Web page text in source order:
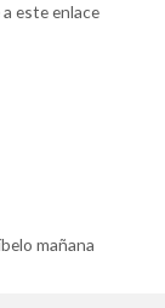
este enlace
mañana